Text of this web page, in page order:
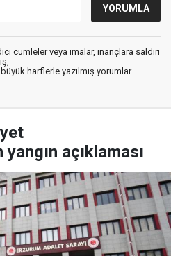
cümleler veya imalar, inançlara saldırı
harflerle yazılmış yorumlar
yangın açıklaması